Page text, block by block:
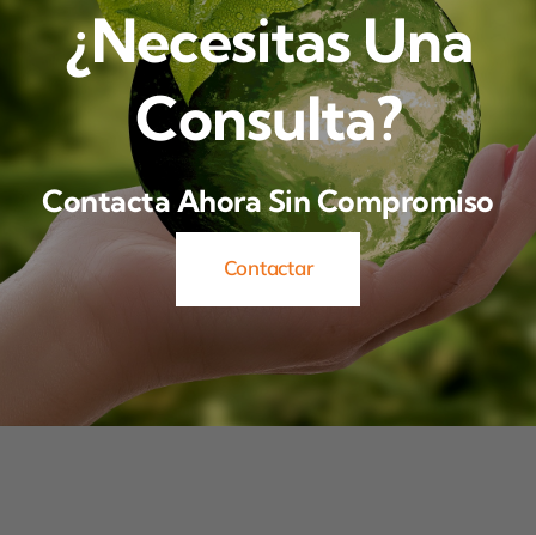
¿Necesitas Una
Consulta?
Contacta Ahora Sin Compromiso
Contactar